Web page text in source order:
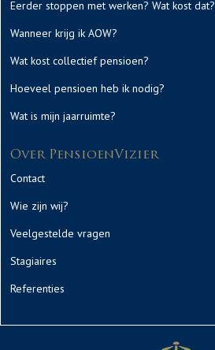
Eerder stoppen met werken? Wat kost dat?
Wanneer krijg ik AOW?
Wat kost collectief pensioen?
Hoeveel pensioen heb ik nodig?
Wat is mijn jaarruimte?
Over PensioenVizier
Contact
Wie zijn wij?
Veelgestelde vragen
Stagiaires
Referenties